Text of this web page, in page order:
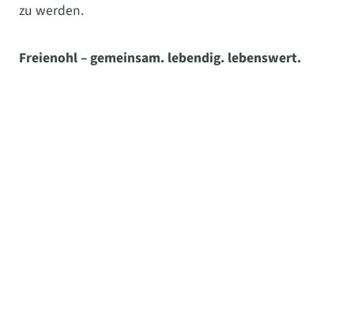
zu werden.
Freienohl – gemeinsam. lebendig. lebenswert.